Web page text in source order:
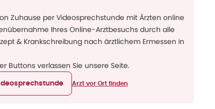
Zuhause per Videosprechstunde mit Ärzten online
Ihres Online-Arztbesuchs durch alle
& Krankschreibung nach ärztlichem Ermessen in
Buttons verlassen Sie unsere Seite.
Arzt vor Ort finden